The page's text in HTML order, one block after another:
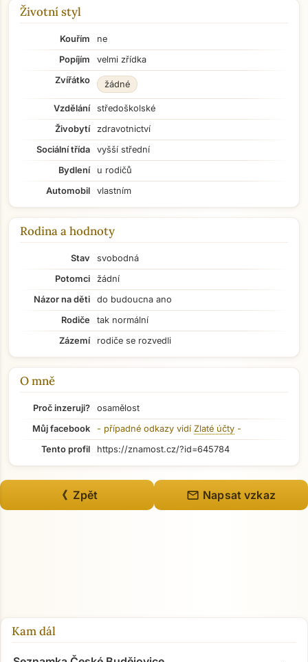
Přejít na hlavní obsah
Životní styl
Kouřím
ne
Popíjím
velmi zřídka
Zvířátko
žádné
Vzdělání
středoškolské
Živobytí
zdravotnictví
Sociální třída
vyšší střední
Bydlení
u rodičů
Automobil
vlastním
Rodina a hodnoty
Stav
svobodná
Potomci
žádní
Názor na děti
do budoucna ano
Rodiče
tak normální
Zázemí
rodiče se rozvedli
O mně
Proč inzeruji?
osamělost
Můj facebook
- případné odkazy vidí Zlaté účty -
Tento profil
https://znamost.cz/?id=645784
《 Zpět mail Napsat vzkaz
Kam dál